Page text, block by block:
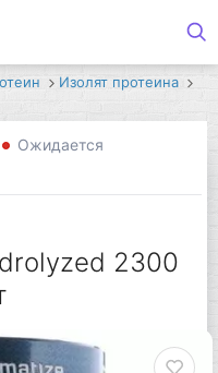
Изолят протеина
Ожидается
2300